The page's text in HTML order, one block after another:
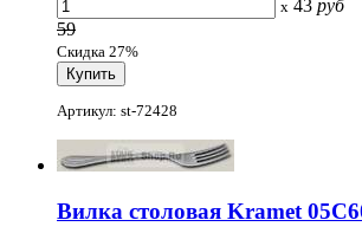
x 43 руб
59
Скидка 27%
Артикул: st-72428
Вилка столовая Kramet